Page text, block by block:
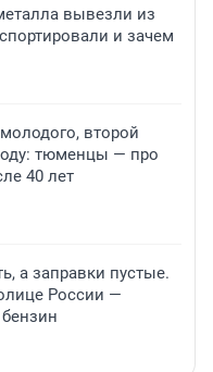
вывезли из
и зачем
второй
тюменцы — про
40 лет
а заправки пустые.
России —